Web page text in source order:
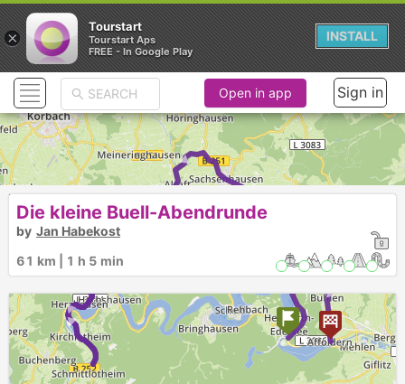
► ► ► ► ►
► ► ► ► ► ► ►
Open in app Sign in
Die kleine Buell-Abendrunde
by Jan Habekost
61 km | 1 h 5 min
×
Tourstart
Tourstart Aps
FREE - In Google Play
INSTALL